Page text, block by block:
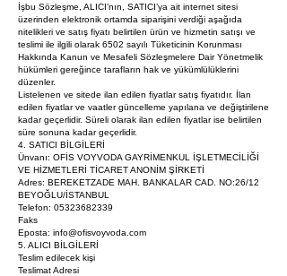
İşbu Sözleşme, ALICI’nın, SATICI’ya ait internet sitesi
üzerinden elektronik ortamda siparişini verdiği aşağıda
nitelikleri ve satış fiyatı belirtilen ürün ve hizmetin satışı ve
teslimi ile ilgili olarak 6502 sayılı Tüketicinin Korunması
Hakkında Kanun ve Mesafeli Sözleşmelere Dair Yönetmelik
hükümleri gereğince tarafların hak ve yükümlülüklerini
düzenler.
Listelenen ve sitede ilan edilen fiyatlar satış fiyatıdır. İlan
edilen fiyatlar ve vaatler güncelleme yapılana ve değiştirilene
kadar geçerlidir. Süreli olarak ilan edilen fiyatlar ise belirtilen
süre sonuna kadar geçerlidir.
4. SATICI BİLGİLERİ
Ünvanı: OFİS VOYVODA GAYRİMENKUL İŞLETMECİLİĞİ
VE HİZMETLERİ TİCARET ANONİM ŞİRKETİ
Adres: BEREKETZADE MAH. BANKALAR CAD. NO:26/12
BEYOĞLU/İSTANBUL
Telefon: 05323682339
Faks
Eposta: info@ofisvoyvoda.com
5. ALICI BİLGİLERİ
Teslim edilecek kişi
Teslimat Adresi